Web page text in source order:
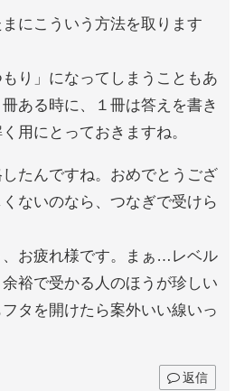
にこういう方法を取ります
り」になってしまうこともあ
ある時に、１冊は答えを書き
用にとっておきますね。
たんですね。おめでとうござ
ないのなら、つなぎで受けら
、お疲れ様です。まぁ…レベル
裕で受かる人のほうが珍しい
タを開けたら案外いい線いっ
返信